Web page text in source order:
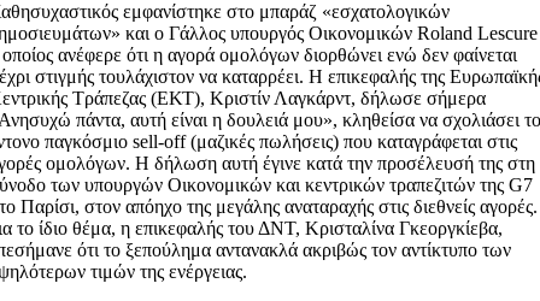
εμφανίστηκε στο μπαράζ «εσχατολογικών
και ο Γάλλος υπουργός Οικονομικών Roland Lescure
ανέφερε ότι η αγορά ομολόγων διορθώνει ενώ δεν φαίνεται
στιγμής τουλάχιστον να καταρρέει. Η επικεφαλής της
Τράπεζας (ΕΚΤ), Κριστίν Λαγκάρντ, δήλωσε σήμερα
πάντα, αυτή είναι η δουλειά μου», κληθείσα να σχολιάσει
παγκόσμιο sell-off (μαζικές πωλήσεις) που καταγράφεται στις
ομολόγων. Η δήλωση αυτή έγινε κατά την προσέλευσή της στη
των υπουργών Οικονομικών και κεντρικών τραπεζιτών της G7
Παρίσι, στον απόηχο της μεγάλης αναταραχής στις διεθνείς αγορές.
το ίδιο θέμα, η επικεφαλής του ΔΝΤ, Κρισταλίνα Γκεοργκίεβα,
ότι το ξεπούλημα αντανακλά ακριβώς τον αντίκτυπο των
τιμών της ενέργειας.